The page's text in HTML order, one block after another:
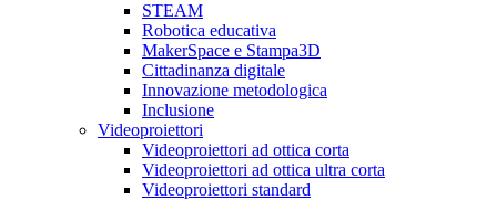
STEAM
Robotica educativa
MakerSpace e Stampa3D
Cittadinanza digitale
Innovazione metodologica
Inclusione
Videoproiettori
Videoproiettori ad ottica corta
Videoproiettori ad ottica ultra corta
Videoproiettori standard